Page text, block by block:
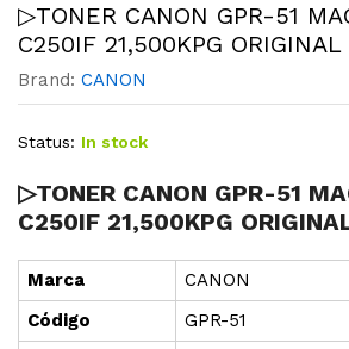
▷TONER CANON GPR-51
C250IF 21,500KPG ORIGINAL
Brand: CANON
Status: In stock
▷TONER CANON GPR-51
C250IF 21,500KPG
Marca
CANON
Código
GPR-51